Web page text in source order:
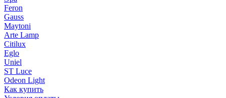
Feron
Gauss
Maytoni
Arte Lamp
Citilux
Eglo
Uniel
ST Luce
Odeon Light
Как купить